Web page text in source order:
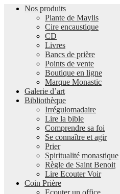
Nos produits
Plante de Maylis
Cire encaustique
CD
Livres
Bancs de prière
Points de vente
Boutique en ligne
Marque Monastic
Galerie d’art
Bibliothèque
Irrégulomadaire
Lire la bible
Comprendre sa foi
Se connaître et agir
Prier
Spiritualité monastique
Règle de Saint Benoit
Lire Ecouter Voir
Coin Prière